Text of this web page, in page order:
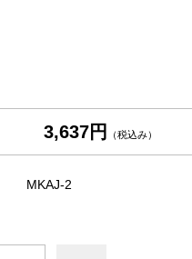
3,637円 （税込み）
MKAJ-2